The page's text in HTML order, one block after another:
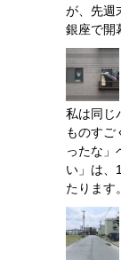
が、先週
銀座で開
私は同じ
ものすご
ったな」
い」は、
たります